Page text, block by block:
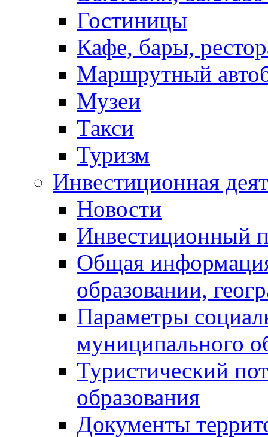
Гостиницы
Кафе, бары,
Маршрутный
Музеи
Такси
Туризм
Инвестиционная
Новости
Инвестиционный
Общая
образовании,
Параметры
муниципального
Туристический
образования
Документы